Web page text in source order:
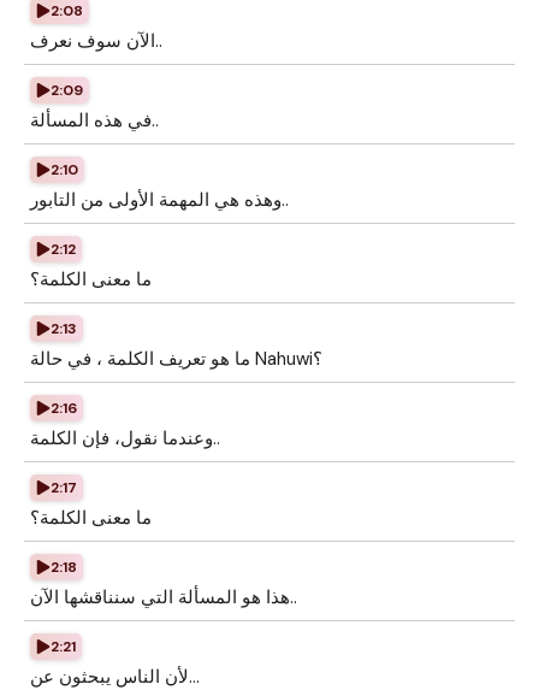
2:08
الآن سوف نعرف..
2:09
في هذه المسألة..
2:10
وهذه هي المهمة الأولى من التابور..
2:12
ما معنى الكلمة؟
2:13
ما هو تعريف الكلمة ، في حالة Nahuwi؟
2:16
وعندما نقول، فإن الكلمة..
2:17
ما معنى الكلمة؟
2:18
هذا هو المسألة التي سنناقشها الآن..
2:21
لأن الناس يبحثون عن...